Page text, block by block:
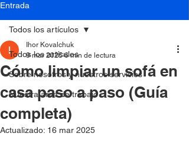
Entrada
Todos los artículos
Sobre nosotros y nuestros servicios
Nuestra área de trabajo
Todos los artículos
Cómo limpiar un sofá en
casa paso a paso (Guía
completa)
Ihor Kovalchuk
9 mar 2025 6 min de lectura
Actualizado: 16 mar 2025